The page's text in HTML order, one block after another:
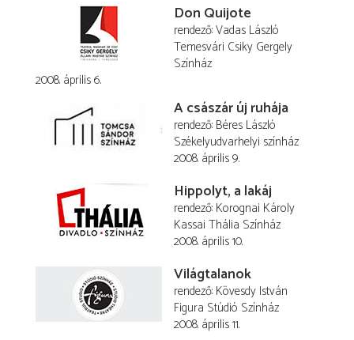
Don Quijote
rendező Vadas László
Temesvári Csiky Gergely
Színház
2008. április 6.
A császár új ruhája
rendező Béres László
Székelyudvarhelyi színház
2008. április 9.
Hippolyt, a lakáj
rendező Korognai Károly
Kassai Thália Színház
2008. április 10.
Világtalanok
rendező Kövesdy István
Figura Stúdió Színház
2008. április 11.